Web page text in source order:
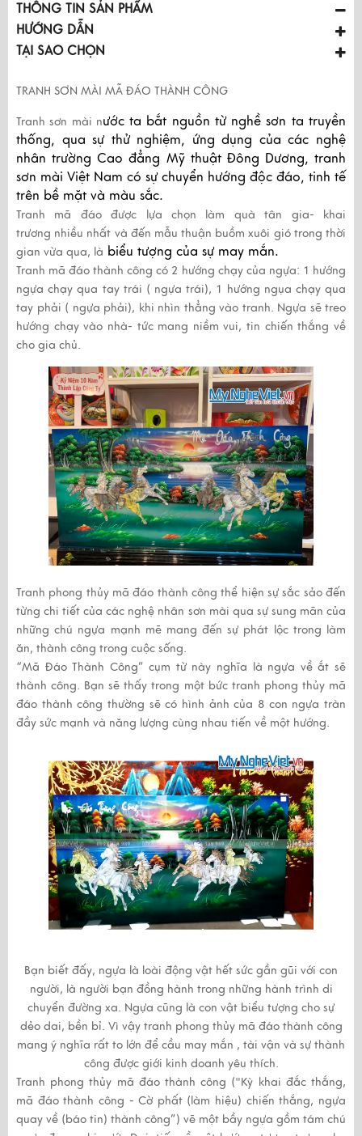
THÔNG TIN SẢN PHẨM
HƯỚNG DẪN
TẠI SAO CHỌN
TRANH SƠN MÀI MÃ ĐÁO THÀNH CÔNG
Tranh sơn mài nước ta bắt nguồn từ nghề sơn ta truyền
thống, qua sự thử nghiệm, ứng dụng của các nghệ
nhân trường Cao đẳng Mỹ thuật Đông Dương, tranh
sơn mài Việt Nam có sự chuyển hướng độc đáo, tinh tế
trên bề mặt và màu sắc.
Tranh mã đáo được lựa chọn làm quà tân gia- khai
trương nhiều nhất và đến mẫu thuận buồm xuôi gió trong thời
gian vừa qua, là biểu tượng của sự may mắn.
Tranh mã đáo thành công có 2 hướng chạy của ngựa: 1 hướng
ngựa chạy qua tay trái ( ngựa trái), 1 hướng ngụa chạy qua
tay phải ( ngựa phải), khi nhìn thẳng vào tranh. Ngựa sẽ treo
hướng chạy vào nhà- tức mang niềm vui, tin chiến thắng về
cho gia chủ.
Tranh phong thủy mã đáo thành công thể hiện sự sắc sảo đến
từng chi tiết của các nghệ nhân sơn mài qua sự sung mãn của
những chú ngựa mạnh mẽ mang đến sự phát lộc trong làm
ăn, thành công trong cuộc sống.
“Mã Đáo Thành Công” cụm từ này nghĩa là ngựa về ắt sẽ
thành công. Bạn sẽ thấy trong một bức tranh phong thủy mã
đáo thành công thường sẽ có hình ảnh của 8 con ngựa tràn
đầy sức mạnh và năng lượng cùng nhau tiến về một hướng.
Bạn biết đấy, ngựa là loài động vật hết sức gần gũi với con
người, là người bạn đồng hành trong những hành trình di
chuyển đường xa. Ngựa cũng là con vật biểu tượng cho sự
dẻo dai, bền bỉ. Vì vậy tranh phong thủy mã đáo thành công
mang ý nghĩa rất to lớn để cầu may mắn , tài vận và sự thành
công được giới kinh doanh yêu thích.
Tranh phong thủy mã đáo thành công ("Kỳ khai đắc thắng,
mã đáo thành công - Cờ phất (làm hiệu) chiến thắng, ngựa
quay về (báo tin) thành công”) vẽ một bầy ngựa gồm tám chú